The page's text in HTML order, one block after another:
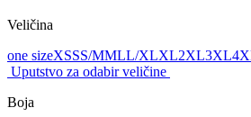
Veličina
one sizeXSSS/MMLL/XLXL2XL3XL
Uputstvo za odabir veličine
Boja